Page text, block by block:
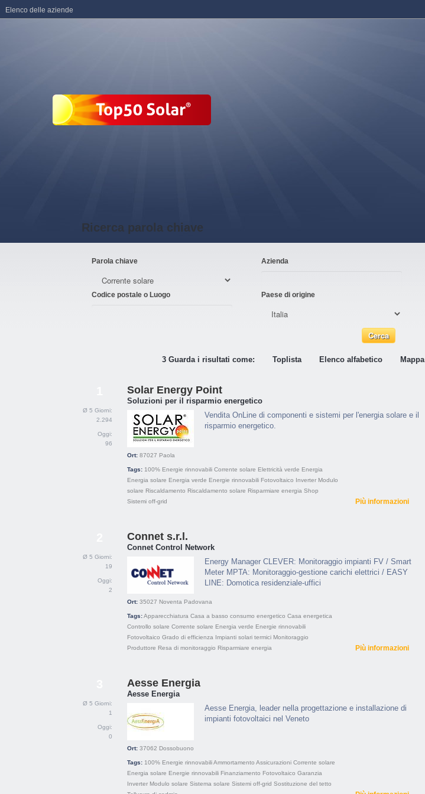
Ricerca parola chiave
Parola chiave Azienda
Codice postale o Luogo Paese di origine
3 Guarda i risultati come: Toplista Elenco alfabetico Mappa
Ø 5 Giorni:
2.294
Oggi:
96
Solar Energy Point
Soluzioni per il risparmio energetico
Vendita OnLine di componenti e sistemi per l'energia solare e il
risparmio energetico.
Ort: 87027 Paola
Tags: 100% Energie rinnovabili Corrente solare Elettricità verde Energia
Energia solare Energia verde Energie rinnovabili Fotovoltaico Inverter Modulo
solare Riscaldamento Riscaldamento solare Risparmiare energia Shop
Sistemi off-grid
Più informazioni
Ø 5 Giorni:
19
Oggi:
2
Connet s.r.l.
Connet Control Network
Energy Manager CLEVER: Monitoraggio impianti FV / Smart
Meter MPTA: Monitoraggio-gestione carichi elettrici / EASY
LINE: Domotica residenziale-uffici
Ort: 35027 Noventa Padovana
Tags:Apparecchiatura Casa a basso consumo energetico Casa energetica
Controllo solare Corrente solare Energia verde Energie rinnovabili
Fotovoltaico Grado di efficienza Impianti solari termici Monitoraggio
Produttore Resa di monitoraggio Risparmiare energia Più informazioni
Ø 5 Giorni:
1
Oggi:
0
Aesse Energia
Aesse Energia
Aesse Energia, leader nella progettazione e installazione di
impianti fotovoltaici nel Veneto
Ort: 37062 Dossobuono
Tags: 100% Energie rinnovabiliAmmortamento Assicurazioni Corrente solare
Energia solare Energie rinnovabili Finanziamento Fotovoltaico Garanzia
Inverter Modulo solare Sistema solare Sistemi off-grid Sostituzione del tetto
Elenco delle aziende